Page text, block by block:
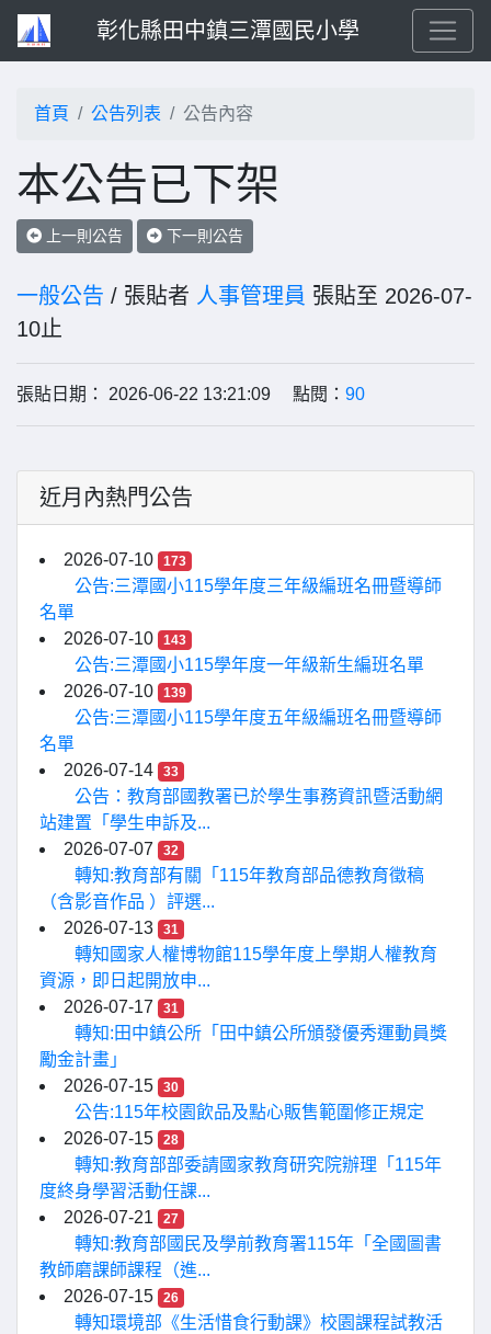
彰化縣田中鎮三潭國民小學
首頁 公告列表 公告內容
本公告已下架
上一則公告 下一則公告
一般公告 / 張貼者 人事管理員 張貼至 2026-07-
10止
張貼日期： 2026-06-22 13:21:09 點閱： 90
近月內熱門公告
2026-07-10 173
公告:三潭國小115學年度三年級編班名冊暨導師
名單
2026-07-10
143
公告:三潭國小115學年度一年級新生編班名單
2026-07-10
139
公告:三潭國小115學年度五年級編班名冊暨導師
名單
2026-07-14
33
公告：教育部國教署已於學生事務資訊暨活動網
站建置「學生申訴及...
2026-07-07
32
轉知:教育部有關「115年教育部品德教育徵稿
（含影音作品 ）評選...
2026-07-13
31
轉知國家人權博物館115學年度上學期人權教育
資源，即日起開放申...
2026-07-17
31
轉知:田中鎮公所「田中鎮公所頒發優秀運動員獎
勵金計畫」
2026-07-15
30
公告:115年校園飲品及點心販售範圍修正規定
2026-07-15
28
轉知:教育部部委請國家教育研究院辦理「115年
度終身學習活動任課...
2026-07-21
27
轉知:教育部國民及學前教育署115年「全國圖書
教師磨課師課程（進...
2026-07-15
26
轉知環境部《生活惜食行動課》校園課程試教活